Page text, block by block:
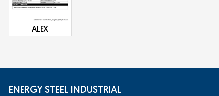
ALEX
ENERGY STEEL INDUSTRIAL